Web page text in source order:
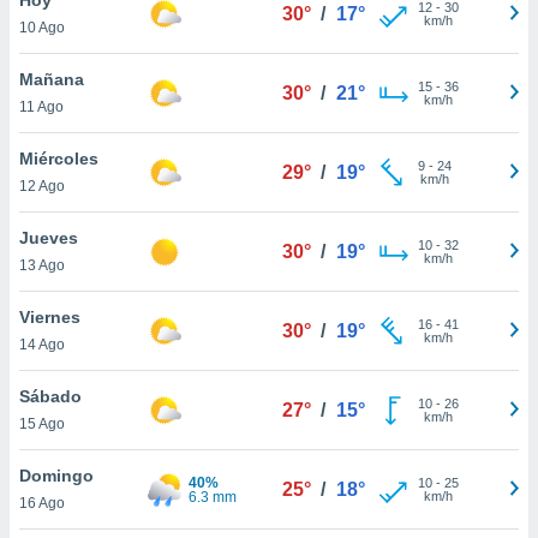
y
en
más
de
cookies
10 Ago
30° / 17° 12- 30
km/h
Mañana
11 Ago
30° / 21° 15- 36
km/h
Miércoles
12 Ago
29° / 19° 9- 24
km/h
Jueves
13 Ago
30° / 19° 10- 32
km/h
Viernes
14 Ago
30° / 19° 16- 41
km/h
Sábado
15 Ago
27° / 15° 10- 26
km/h
Domingo
16 Ago
40%
6.3 mm
25° / 18° 10- 25
km/h